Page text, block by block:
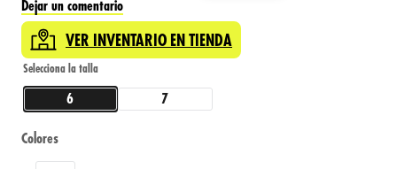
Dejar un comentario
VER INVENTARIO EN TIENDA
6 7
Colores